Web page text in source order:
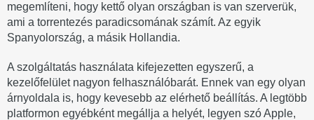
megemlíteni, hogy kettő olyan országban is van szerverük,
ami a torrentezés paradicsomának számít. Az egyik
Spanyolország, a másik Hollandia.
A szolgáltatás használata kifejezetten egyszerű, a
kezelőfelület nagyon felhasználóbarát. Ennek van egy olyan
árnyoldala is, hogy kevesebb az elérhető beállítás. A legtöbb
platformon egyébként megállja a helyét, legyen szó Apple,